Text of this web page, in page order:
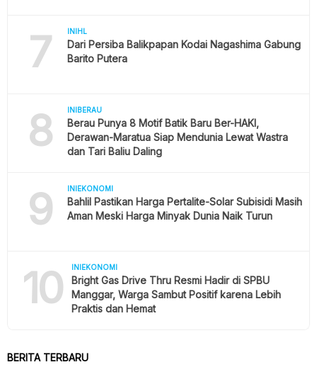
7 INIHL
Dari Persiba Balikpapan Kodai Nagashima Gabung
Barito Putera
8 INIBERAU
Berau Punya 8 Motif Batik Baru Ber-HAKI,
Derawan-Maratua Siap Mendunia Lewat Wastra
dan Tari Baliu Daling
9 INIEKONOMI
Bahlil Pastikan Harga Pertalite-Solar Subisidi Masih
Aman Meski Harga Minyak Dunia Naik Turun
10 INIEKONOMI
Bright Gas Drive Thru Resmi Hadir di SPBU
Manggar, Warga Sambut Positif karena Lebih
Praktis dan Hemat
BERITA TERBARU